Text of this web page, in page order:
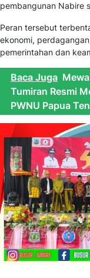
pembangunan Nabire
Peran tersebut
ekonomi,
pemerintahan dan
Baca Juga
Tumiran Resmi
PWNU Papua